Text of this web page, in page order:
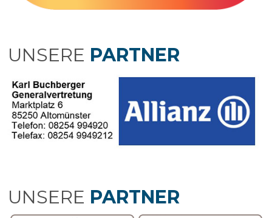
UNSERE PARTNER
UNSERE PARTNER